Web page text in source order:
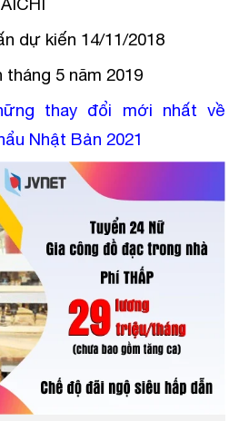
dự kiến 14/11/2018
5 năm 2019
thay đổi mới nhất về
Nhật Bản 2021